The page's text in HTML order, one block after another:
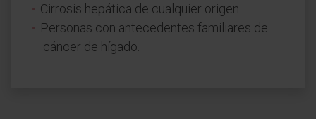
Cirrosis hepática de cualquier origen.
Personas con antecedentes familiares de
cáncer de hígado.